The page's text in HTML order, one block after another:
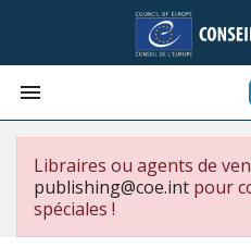

Libraires ou agents de
publishing@coe.int pour
spéciales !